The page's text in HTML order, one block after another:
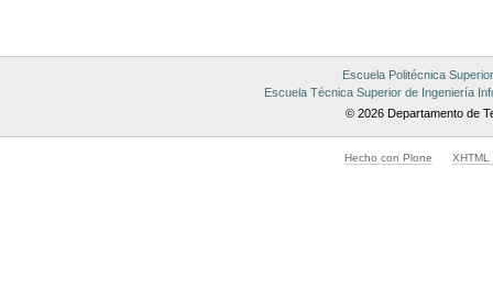
Escuela Politécnica Superior
Escuela Técnica Superior de Ingeniería
© 2026 Departamento de
Hecho con Plone XHTML